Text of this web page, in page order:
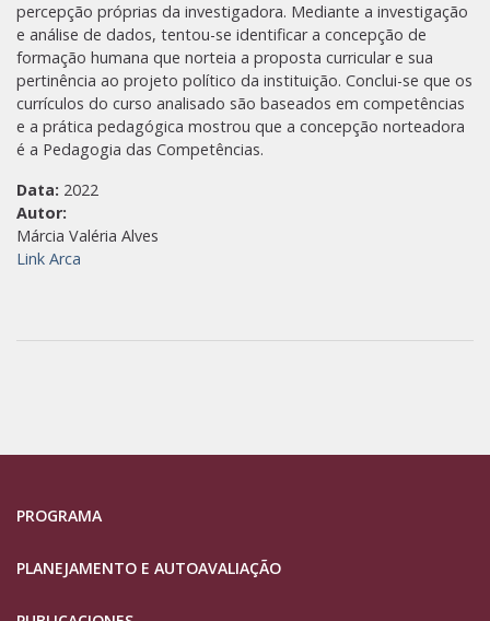
percepção próprias da investigadora. Mediante a investigação
e análise de dados, tentou-se identificar a concepção de
formação humana que norteia a proposta curricular e sua
pertinência ao projeto político da instituição. Conclui-se que os
currículos do curso analisado são baseados em competências
e a prática pedagógica mostrou que a concepção norteadora
é a Pedagogia das Competências.
Data: 2022
Autor:
Márcia Valéria Alves
Link Arca
PROGRAMA
PLANEJAMENTO E AUTOAVALIAÇÃO